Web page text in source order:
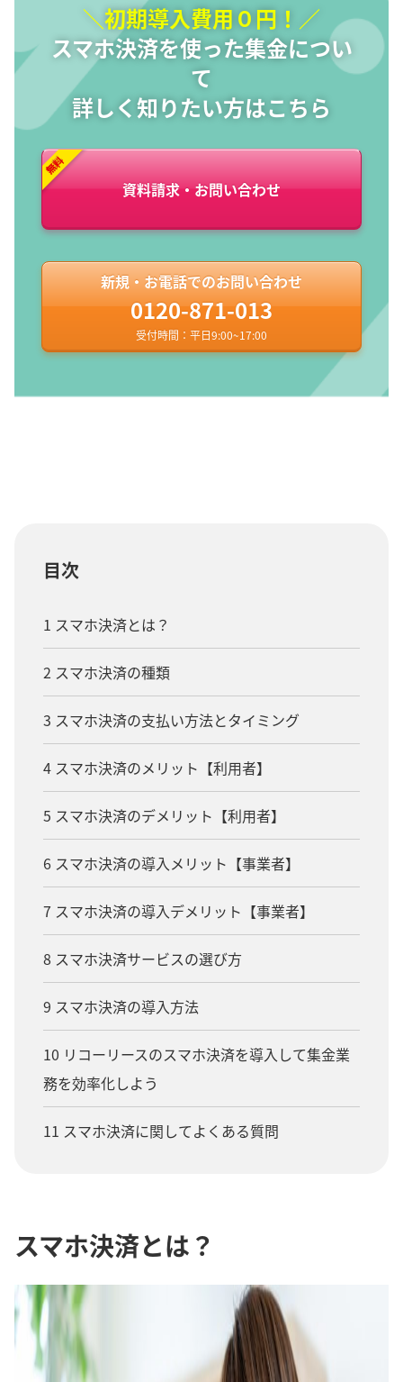
＼初期導入費用０円！／
スマホ決済を使った集金につい
て
詳しく知りたい方はこちら
資料請求・お問い合わせ
新規・お電話でのお問い合わせ
0120-871-013
受付時間：平日9:00~17:00
目次
1 スマホ決済とは？
2 スマホ決済の種類
3 スマホ決済の支払い方法とタイミング
4 スマホ決済のメリット【利用者】
5 スマホ決済のデメリット【利用者】
6 スマホ決済の導入メリット【事業者】
7 スマホ決済の導入デメリット【事業者】
8 スマホ決済サービスの選び方
9 スマホ決済の導入方法
10 リコーリースのスマホ決済を導入して集金業
務を効率化しよう
11 スマホ決済に関してよくある質問
スマホ決済とは？